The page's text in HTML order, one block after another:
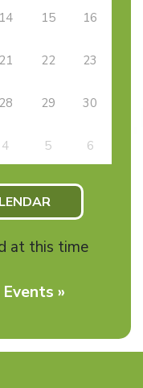
14 15 16
21 22 23
28 29 30
4 5 6
at this time
»